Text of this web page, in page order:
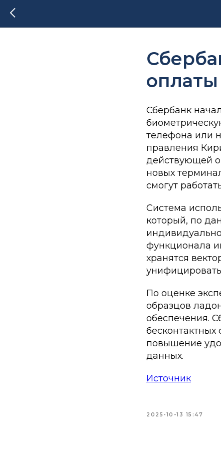
оплаты
Сбербанк
телефона или
правления
действующей
новых
смогут
Система
который, по
функционала
хранятся
По оценке
образцов
обеспечения.
повышение
данных.
Источник
2025-10-13 15:47